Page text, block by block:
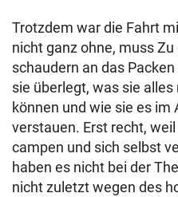
Trotzdem war die Fahrt
nicht ganz ohne, muss
schaudern an das
sie überlegt, was sie
können und wie sie es im
verstauen. Erst recht,
campen und sich selbst
haben es nicht bei der
nicht zuletzt wegen des